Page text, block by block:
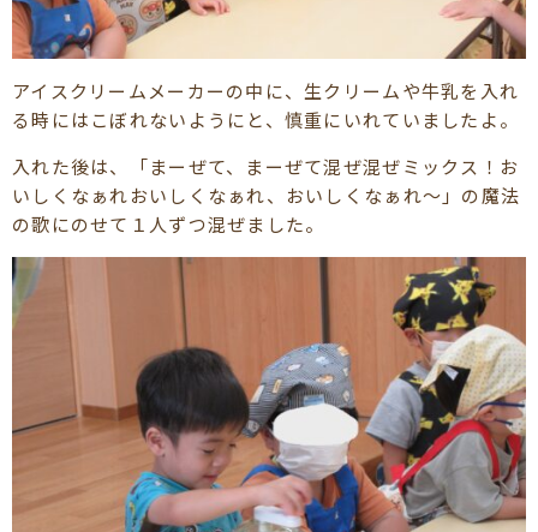
アイスクリームメーカーの中に、生クリームや牛乳を入れ
る時にはこぼれないようにと、慎重にいれていましたよ。
入れた後は、「まーぜて、まーぜて混ぜ混ぜミックス！お
いしくなぁれおいしくなぁれ、おいしくなぁれ～」の魔法
の歌にのせて１人ずつ混ぜました。